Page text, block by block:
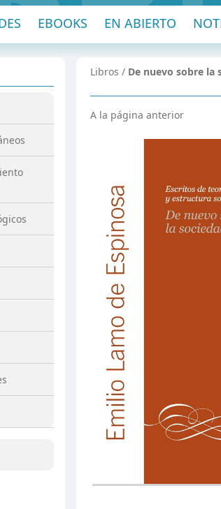
EBOOKS EN ABIERTO
Libros / De nuevo sobre la
A la página anterior